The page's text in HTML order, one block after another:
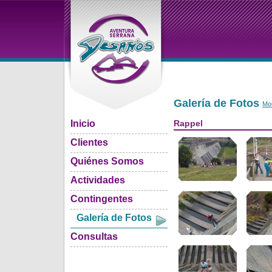
Inicio
Clientes
Quiénes Somos
Actividades
Contingentes
Galería de Fotos
Consultas
Galería de Fotos
Rappel